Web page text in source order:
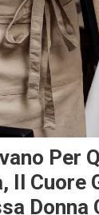
Per
Cuore
Donna